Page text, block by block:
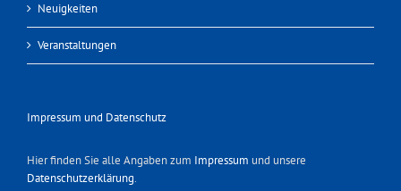
Neuigkeiten
Veranstaltungen
Impressum und Datenschutz
Hier finden Sie alle Angaben zum Impressum und unsere
Datenschutzerklärung.